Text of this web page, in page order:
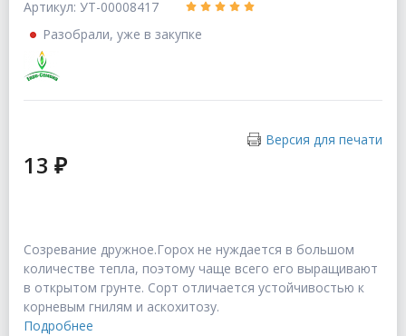
Артикул: УТ-00008417
Разобрали, уже в закупке
Версия для печати
13 ₽
Созревание дружное.Горох не нуждается в большом
количестве тепла, поэтому чаще всего его выращивают
в открытом грунте. Сорт отличается устойчивостью к
корневым гнилям и аскохитозу.
Подробнее